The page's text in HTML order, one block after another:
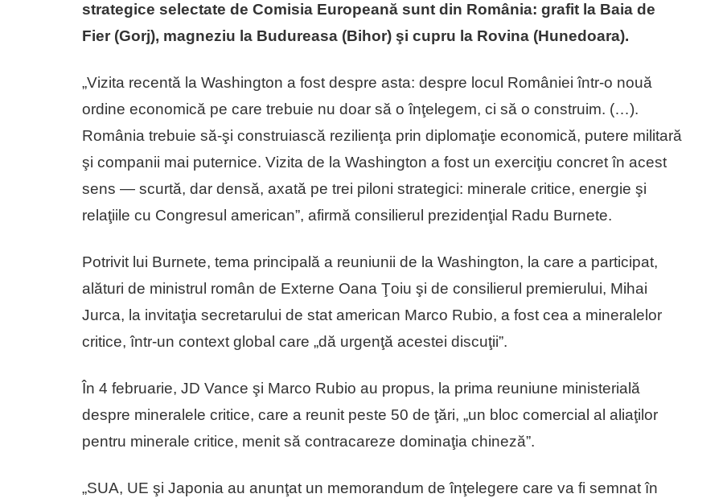
strategice selectate de Comisia Europeană sunt din România: grafit la Baia de
Fier (Gorj), magneziu la Budureasa (Bihor) şi cupru la Rovina (Hunedoara).
„Vizita recentă la Washington a fost despre asta: despre locul României într-o nouă
ordine economică pe care trebuie nu doar să o înţelegem, ci să o construim. (…).
România trebuie să-şi construiască rezilienţa prin diplomaţie economică, putere militară
şi companii mai puternice. Vizita de la Washington a fost un exerciţiu concret în acest
sens — scurtă, dar densă, axată pe trei piloni strategici: minerale critice, energie şi
relaţiile cu Congresul american”, afirmă consilierul prezidenţial Radu Burnete.
Potrivit lui Burnete, tema principală a reuniunii de la Washington, la care a participat,
alături de ministrul român de Externe Oana Ţoiu şi de consilierul premierului, Mihai
Jurca, la invitaţia secretarului de stat american Marco Rubio, a fost cea a mineralelor
critice, într-un context global care „dă urgenţă acestei discuţii”.
În 4 februarie, JD Vance şi Marco Rubio au propus, la prima reuniune ministerială
despre mineralele critice, care a reunit peste 50 de ţări, „un bloc comercial al aliaţilor
pentru minerale critice, menit să contracareze dominaţia chineză”.
„SUA, UE şi Japonia au anunţat un memorandum de înţelegere care va fi semnat în